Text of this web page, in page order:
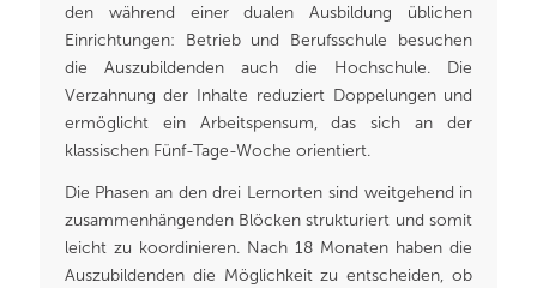
den während einer dualen Ausbildung üblichen
Einrichtungen: Betrieb und Berufsschule besuchen
die Auszubildenden auch die Hochschule. Die
Verzahnung der Inhalte reduziert Doppelungen und
ermöglicht ein Arbeitspensum, das sich an der
klassischen Fünf-Tage-Woche orientiert.
Die Phasen an den drei Lernorten sind weitgehend in
zusammenhängenden Blöcken strukturiert und somit
leicht zu koordinieren. Nach 18 Monaten haben die
Auszubildenden die Möglichkeit zu entscheiden, ob